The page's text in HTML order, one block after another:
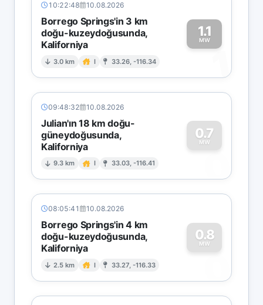
10:22:48 10.08.2026
Borrego Springs'in 3 km
doğu-kuzeydoğusunda,
Kaliforniya
3.0 km I 33.26, -116.34
1.1
MW
1
09:48:32 10.08.2026
Julian'ın 18 km doğu-
güneydoğusunda,
Kaliforniya
9.3 km I 33.03, -116.41
0.7
MW
0
08:05:41 10.08.2026
Borrego Springs'in 4 km
doğu-kuzeydoğusunda,
Kaliforniya
2.5 km I 33.27, -116.33
0.8
MW
0